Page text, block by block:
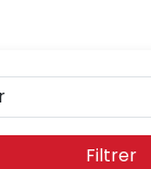
Filtrer